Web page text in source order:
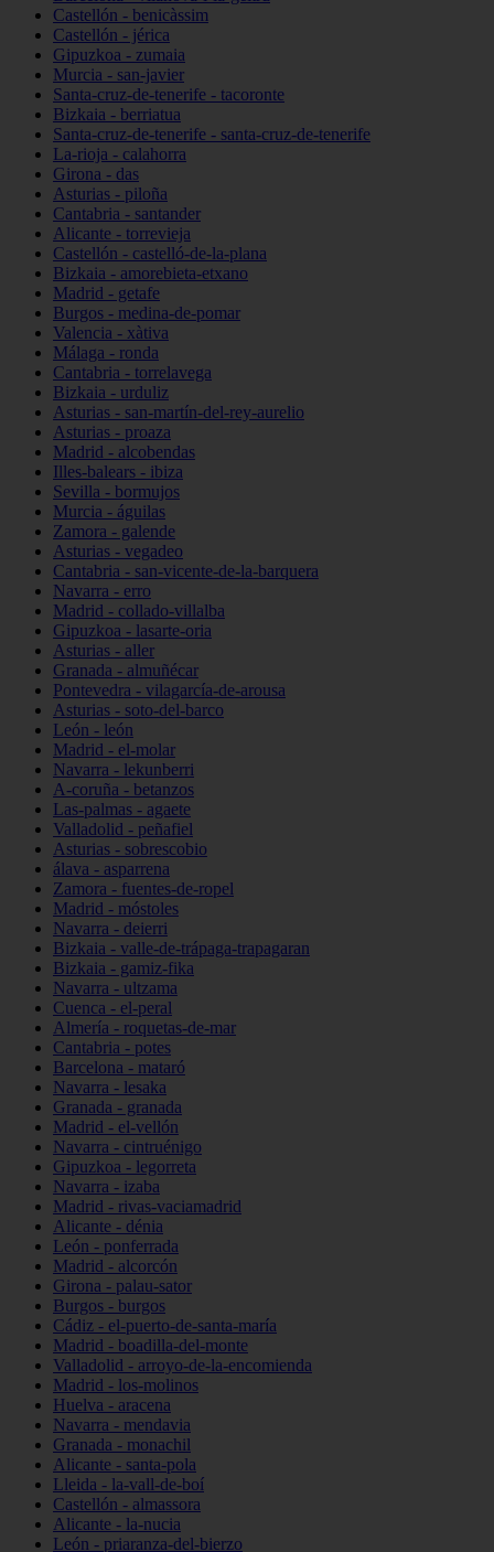
Castellón - benicàssim
Castellón - jérica
Gipuzkoa - zumaia
Murcia - san-javier
Santa-cruz-de-tenerife - tacoronte
Bizkaia - berriatua
Santa-cruz-de-tenerife - santa-cruz-de-tenerife
La-rioja - calahorra
Girona - das
Asturias - piloña
Cantabria - santander
Alicante - torrevieja
Castellón - castelló-de-la-plana
Bizkaia - amorebieta-etxano
Madrid - getafe
Burgos - medina-de-pomar
Valencia - xàtiva
Málaga - ronda
Cantabria - torrelavega
Bizkaia - urduliz
Asturias - san-martín-del-rey-aurelio
Asturias - proaza
Madrid - alcobendas
Illes-balears - ibiza
Sevilla - bormujos
Murcia - águilas
Zamora - galende
Asturias - vegadeo
Cantabria - san-vicente-de-la-barquera
Navarra - erro
Madrid - collado-villalba
Gipuzkoa - lasarte-oria
Asturias - aller
Granada - almuñécar
Pontevedra - vilagarcía-de-arousa
Asturias - soto-del-barco
León - león
Madrid - el-molar
Navarra - lekunberri
A-coruña - betanzos
Las-palmas - agaete
Valladolid - peñafiel
Asturias - sobrescobio
álava - asparrena
Zamora - fuentes-de-ropel
Madrid - móstoles
Navarra - deierri
Bizkaia - valle-de-trápaga-trapagaran
Bizkaia - gamiz-fika
Navarra - ultzama
Cuenca - el-peral
Almería - roquetas-de-mar
Cantabria - potes
Barcelona - mataró
Navarra - lesaka
Granada - granada
Madrid - el-vellón
Navarra - cintruénigo
Gipuzkoa - legorreta
Navarra - izaba
Madrid - rivas-vaciamadrid
Alicante - dénia
León - ponferrada
Madrid - alcorcón
Girona - palau-sator
Burgos - burgos
Cádiz - el-puerto-de-santa-maría
Madrid - boadilla-del-monte
Valladolid - arroyo-de-la-encomienda
Madrid - los-molinos
Huelva - aracena
Navarra - mendavia
Granada - monachil
Alicante - santa-pola
Lleida - la-vall-de-boí
Castellón - almassora
Alicante - la-nucia
León - priaranza-del-bierzo